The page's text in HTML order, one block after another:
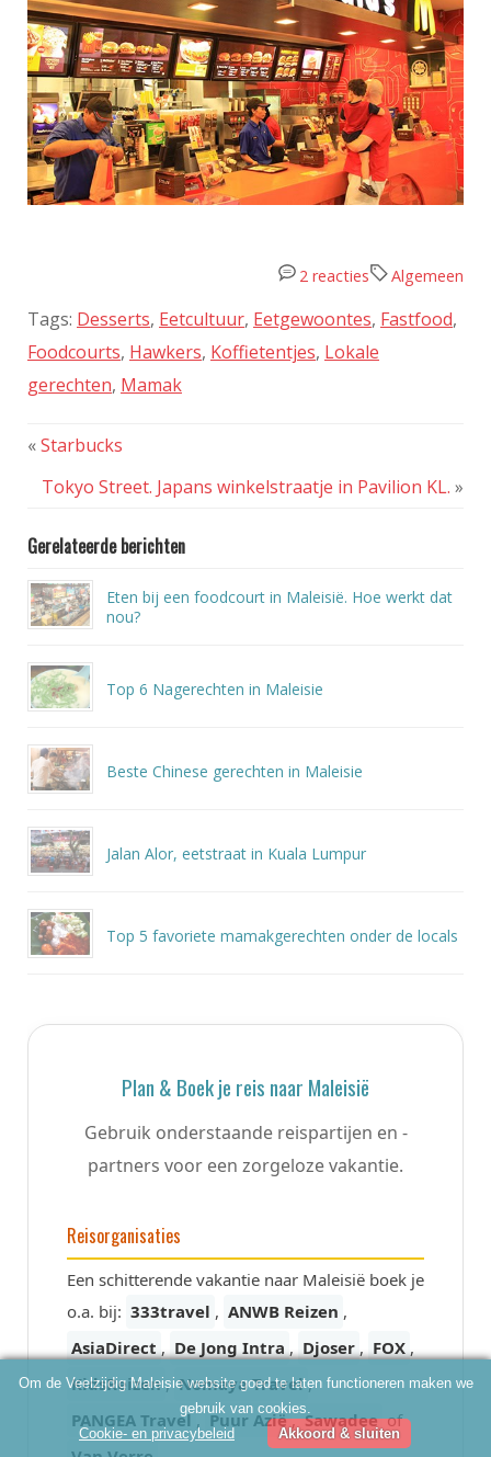
Algemeen
2 reacties
Tags: Desserts, Eetcultuur, Eetgewoontes, Fastfood,
Foodcourts, Hawkers, Koffietentjes, Lokale
gerechten, Mamak
«Starbucks
Tokyo Street. Japans winkelstraatje in Pavilion KL. »
Gerelateerde berichten
Eten bij een foodcourt in Maleisië. Hoe werkt dat
nou?
Top 6 Nagerechten in Maleisie
Beste Chinese gerechten in Maleisie
Jalan Alor, eetstraat in Kuala Lumpur
Top 5 favoriete mamakgerechten onder de locals
Plan & Boek je reis naar Maleisië
Gebruik onderstaande reispartijen en -
partners voor een zorgeloze vakantie.
Reisorganisaties
Een schitterende vakantie naar Maleisië boek je
o.a. bij: 333travel , ANWB Reizen ,
AsiaDirect , De Jong Intra , Djoser , FOX ,
KidsReizen , Nomaya Travel ,
PANGEA Travel , Puur Azië , Sawadee of
Om de Veelzijdig Maleisie website goed te laten functioneren maken we
gebruik van cookies.
Cookie- en privacybeleid
Akkoord & sluiten